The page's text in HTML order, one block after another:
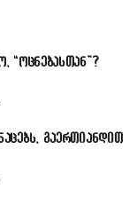
“ოცნებასთან”?
გაერთიანდით